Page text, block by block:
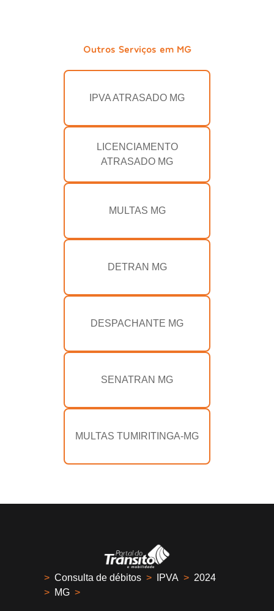
Outros Serviços em MG
IPVA ATRASADO MG
LICENCIAMENTO
ATRASADO MG
MULTAS MG
DETRAN MG
DESPACHANTE MG
SENATRAN MG
MULTAS TUMIRITINGA-MG
> Consulta de débitos > IPVA > 2024
> MG >